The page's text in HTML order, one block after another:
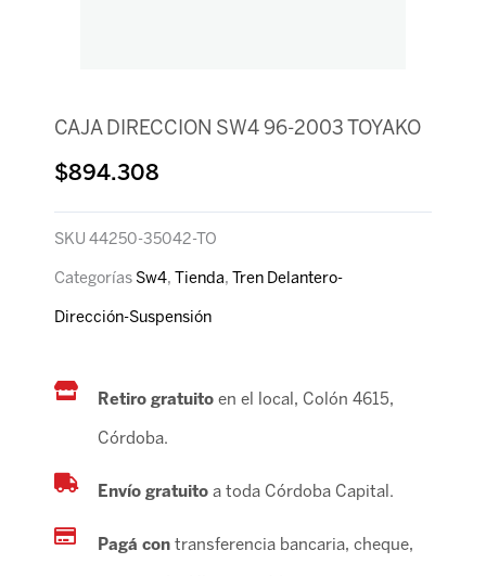
CAJA DIRECCION SW4 96-2003 TOYAKO
$894.308
SKU 44250-35042-TO
Categorías Sw4, Tienda, Tren Delantero-
Dirección-Suspensión
Retiro gratuito en el local, Colón 4615,
Córdoba.
Envío gratuitoa toda Córdoba Capital.
Pagá contransferencia bancaria, cheque,